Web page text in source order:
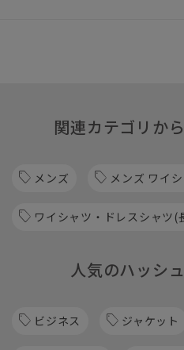
関連カテゴリか
メンズ メンズ ワイ
ワイシャツ・ドレスシャツ(
人気のハッシ
ビジネス ジャケット